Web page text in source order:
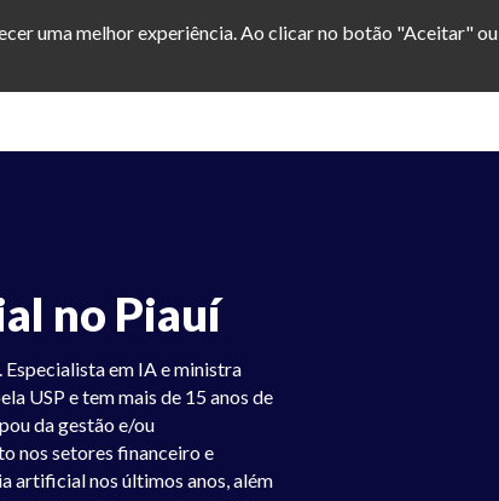
uma melhor experiência. Ao clicar no botão "Aceitar" ou
no Piauí
em IA e ministra
USP e tem mais de 15 anos de
da gestão e/ou
nos setores financeiro e
artificial nos últimos anos, além